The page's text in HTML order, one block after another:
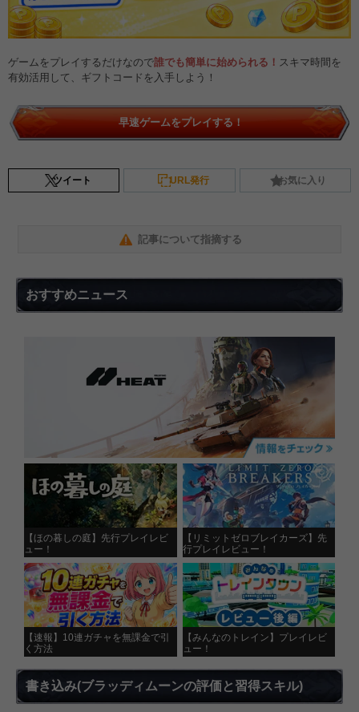
ゲームをプレイするだけなので誰でも簡単に始められる！ スキマ時間を
有効活用して、ギフトコードを入手しよう！
早速ゲームをプレイする！
ツイート URL発行 お気に入り
記事について指摘する
おすすめニュース
【ほの暮しの庭】先行プレイレビ
ュー！
【リミットゼロブレイカーズ】先
行プレイレビュー！
【速報】10連ガチャを無課金で引
く方法
【みんなのトレイン】プレイレビ
ュー！
書き込み(ブラッディムーンの評価と習得スキル)